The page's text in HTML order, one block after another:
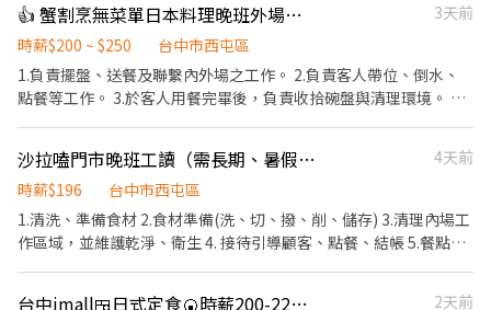
接受者請再投履歷 每月排班表 輪班制 可協調排假 平日200 假日220
👍 蟹割烹無菜單日本料理晚班外場工讀
3天前
時薪$200 ~ $250
台中市西屯區
1.負責擺盤、送餐及聯繫內外場之工作。 2.負責客人帶位、倒水、
點餐等工作。 3.於客人用餐完畢後，負責收拾碗盤與清理環境。 4.
沙拉嗑門市晚班工讀（需長期、暑假時段已額滿）
4天前
時薪$196
台中市西屯區
1.清洗、準備食材 2.食材準備(洗、切、撥、削、儲存) 3.清理內場工
作區域，並維護乾淨、衛生 4. 接待引導顧客、點餐、結帳 5.餐點製
台中jmall🍱日式定食🍘時薪200-220🍙快速報到👍有假日班
2天前